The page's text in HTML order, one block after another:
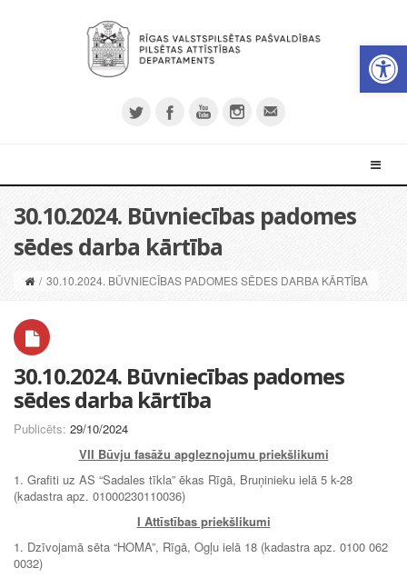
30.10.2024. Būvniecības padomes
sēdes darba kārtība
/ 30.10.2024. BŪVNIECĪBAS PADOMES SĒDES DARBA KĀRTĪBA
30.10.2024. Būvniecības padomes
sēdes darba kārtība
Publicēts: 29/10/2024
VII Būvju fasāžu apgleznojumu priekšlikumi
1. Grafiti uz AS “Sadales tīkla” ēkas Rīgā, Bruņinieku ielā 5 k-28
(kadastra apz. 01000230110036)
I Attīstības priekšlikumi
1. Dzīvojamā sēta “HOMA”, Rīgā, Ogļu ielā 18 (kadastra apz. 0100 062
0032)